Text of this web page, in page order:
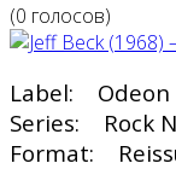
(0 голосов)
Label: Odeon
Series: Rock
Format: